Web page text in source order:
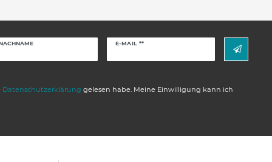
E-MAIL **
Newsletter
Daten­schutz­erklärung gelesen habe. Meine Einwilligung kann ich